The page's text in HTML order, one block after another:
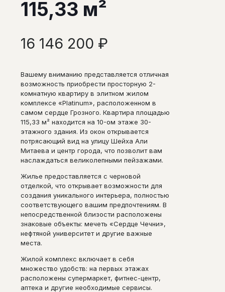
115,33 м²
16 146 200 ₽
Вашему вниманию представляется отличная
возможность приобрести просторную 2-
комнатную квартиру в элитном жилом
комплексе «Platinum», расположенном в
самом сердце Грозного. Квартира площадью
115,33 м² находится на 10-ом этаже 30-
этажного здания. Из окон открывается
потрясающий вид на улицу Шейха Али
Митаева и центр города, что позволит вам
наслаждаться великолепными пейзажами.
Жилье предоставляется с черновой
отделкой, что открывает возможности для
создания уникального интерьера, полностью
соответствующего вашим предпочтениям. В
непосредственной близости расположены
знаковые объекты: мечеть «Сердце Чечни»,
нефтяной университет и другие важные
места.
Жилой комплекс включает в себя
множество удобств: на первых этажах
расположены супермаркет, фитнес-центр,
аптека и другие необходимые сервисы.